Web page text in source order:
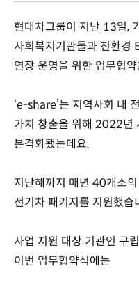
현대차그룹이 지난 13일,
사회복지기관들과 친환경
연장 운영을 위한 업무협
‘e-share’는 지역사회 내
가치 창출을 위해 2022년
본격화됐는데요.
지난해까지 매년 40개소
전기차 패키지를 지원했습
사업 지원 대상 기관인 구
이번 업무협약식에는